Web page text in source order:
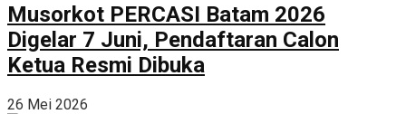
Musorkot PERCASI Batam 2026
Digelar 7 Juni, Pendaftaran Calon
Ketua Resmi Dibuka
26 Mei 2026